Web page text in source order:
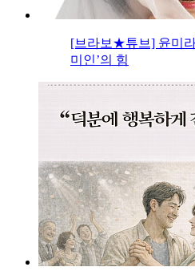
[브라보★튜브] 윤미라
미인’의 힘